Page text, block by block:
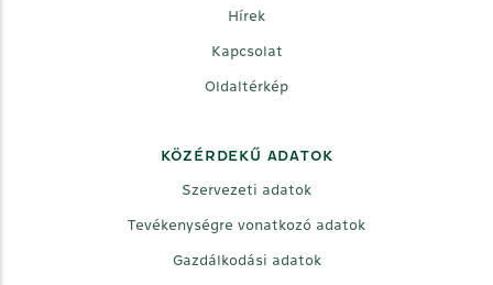
Hírek
Kapcsolat
Oldaltérkép
KÖZÉRDEKŰ ADATOK
Szervezeti adatok
Tevékenységre vonatkozó adatok
Gazdálkodási adatok